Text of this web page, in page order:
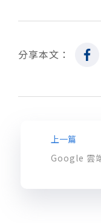
分享本文：
上一篇